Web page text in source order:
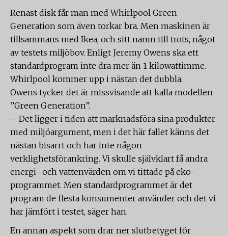
Renast disk får man med Whirlpool Green
Generation som även torkar bra. Men maskinen är
tillsammans med Ikea, och sitt namn till trots, något
av testets miljöbov. Enligt Jeremy Owens ska ett
standardprogram inte dra mer än 1 kilowattimme.
Whirlpool kommer upp i nästan det dubbla.
Owens tycker det är missvisande att kalla modellen
”Green Generation”.
– Det ligger i tiden att marknadsföra sina produkter
med miljöargument, men i det här fallet känns det
nästan bisarrt och har inte någon
verklighetsförankring. Vi skulle självklart få andra
energi- och vattenvärden om vi tittade på eko-
programmet. Men standardprogrammet är det
program de flesta konsumenter använder och det vi
har jämfört i testet, säger han.
En annan aspekt som drar ner slutbetyget för